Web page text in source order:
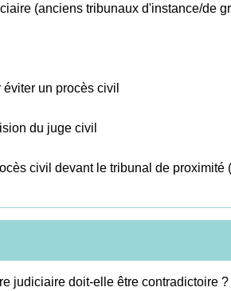
(anciens tribunaux d'instance/de
un procès civil
du juge civil
civil devant le tribunal de proximité
judiciaire doit-elle être contradictoire ?